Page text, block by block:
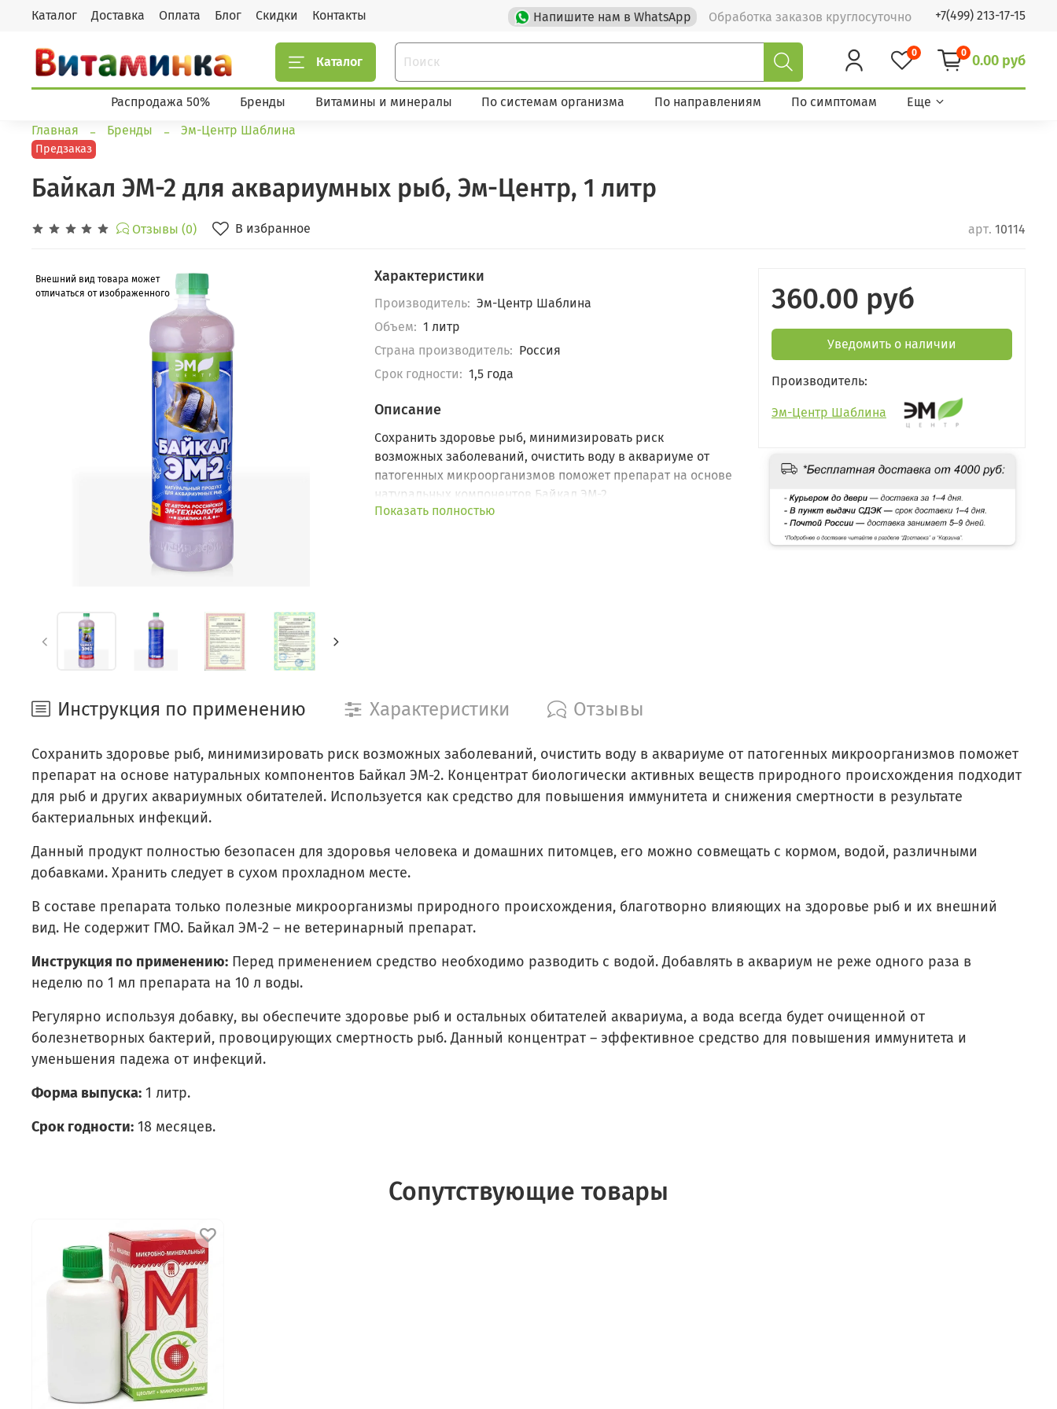
Каталог Доставка Оплата Блог Скидки Контакты Напишите нам в WhatsApp Обработка заказов круглосуточно +7(499) 213-17-15
Каталог
0 0 0.00 руб
Распродажа 50% Бренды Витамины и минералы По системам организма По направлениям По симптомам
Еще
Главная
Бренды Эм-Центр Шаблина
Предзаказ
Байкал ЭМ-2 для аквариумных рыб, Эм-Центр, 1 литр
Отзывы (0) В избранное арт. 10114
Внешний вид товара может
отличаться от изображенного
Характеристики
Производитель: Эм-Центр Шаблина
Объем: 1 литр
Страна производитель: Россия
Срок годности: 1,5 года
Описание
Сохранить здоровье рыб, минимизировать риск
возможных заболеваний, очистить воду в аквариуме от
патогенных микроорганизмов поможет препарат на основе
натуральных компонентов Байкал ЭМ-2.
Показать полностью
360.00 руб
Уведомить о наличии
Производитель:
Эм-Центр Шаблина
Инструкция по применению Характеристики Отзывы
Сохранить здоровье рыб, минимизировать риск возможных заболеваний, очистить воду в аквариуме от патогенных микроорганизмов поможет
препарат на основе натуральных компонентов Байкал ЭМ-2. Концентрат биологически активных веществ природного происхождения подходит
для рыб и других аквариумных обитателей. Используется как средство для повышения иммунитета и снижения смертности в результате
бактериальных инфекций.
Данный продукт полностью безопасен для здоровья человека и домашних питомцев, его можно совмещать с кормом, водой, различными
добавками. Хранить следует в сухом прохладном месте.
В составе препарата только полезные микроорганизмы природного происхождения, благотворно влияющих на здоровье рыб и их внешний
вид. Не содержит ГМО. Байкал ЭМ-2 – не ветеринарный препарат.
Инструкция по применению: Перед применением средство необходимо разводить с водой. Добавлять в аквариум не реже одного раза в
неделю по 1 мл препарата на 10 л воды.
Регулярно используя добавку, вы обеспечите здоровье рыб и остальных обитателей аквариума, а вода всегда будет очищенной от
болезнетворных бактерий, провоцирующих смертность рыб. Данный концентрат – эффективное средство для повышения иммунитета и
уменьшения падежа от инфекций.
Форма выпуска: 1 литр.
Срок годности: 18 месяцев.
Сопутствующие товары